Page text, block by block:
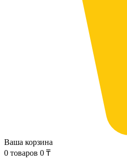
Ваша корзина
0 товаров 0 ₸